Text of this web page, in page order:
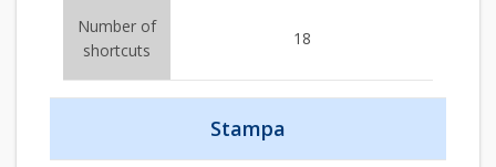
Number of
shortcuts
18
Stampa